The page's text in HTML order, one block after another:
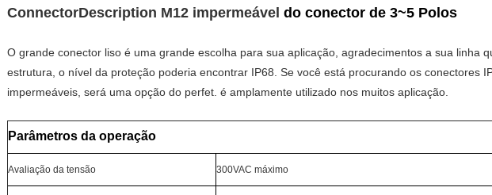
ConnectorDescription M12 impermeável do conector de 3~5 Polos
O grande conector liso é uma grande escolha para sua aplicação, agradecimentos a sua linha
estrutura, o nível da proteção poderia encontrar IP68. Se você está procurando os conectores
impermeáveis, será uma opção do perfet. é amplamente utilizado nos muitos aplicação.
Parâmetros da operação
Avaliação da tensão 300VAC máximo